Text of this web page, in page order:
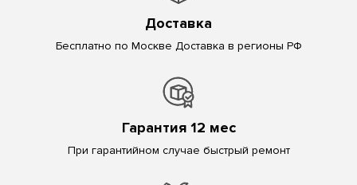
Доставка
Бесплатно по Москве Доставка в регионы РФ
Гарантия 12 мес
При гарантийном случае быстрый ремонт